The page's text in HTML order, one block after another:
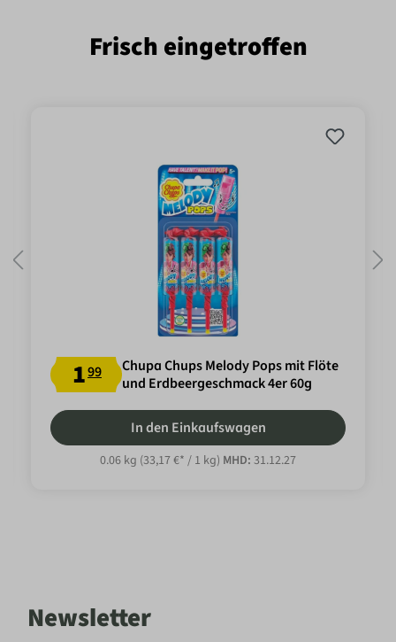
Frisch eingetroffen
199
Chupa Chups Melody Pops mit Flöte
und Erdbeergeschmack 4er 60g
In den Einkaufswagen
0.06 kg (33,17 €* / 1 kg) MHD: 31.12.27
Newsletter